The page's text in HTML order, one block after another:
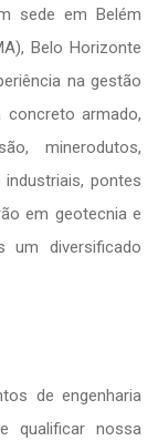
sede em Belém
Belo Horizonte
na gestão
armado,
minerodutos,
pontes
em geotecnia e
um diversificado
de engenharia
qualificar nossa